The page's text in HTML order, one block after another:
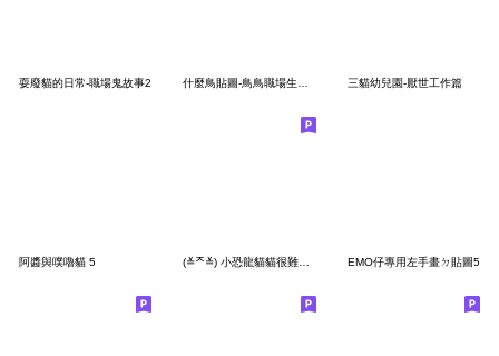
耍廢貓的日常-職場鬼故事2 三貓幼兒園-厭世工作篇
阿醬與噗嚕貓 5 EMO仔專用左手畫ㄉ貼圖5